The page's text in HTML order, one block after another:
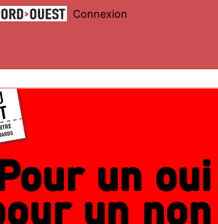
Connexion